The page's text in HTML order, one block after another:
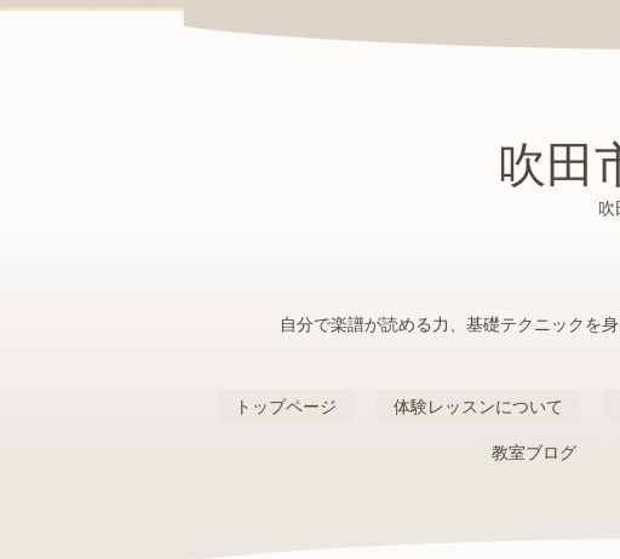
吹田
吹
自分で楽譜が読める力、基礎テクニックを
トップページ 体験レッスンについて
教室ブログ